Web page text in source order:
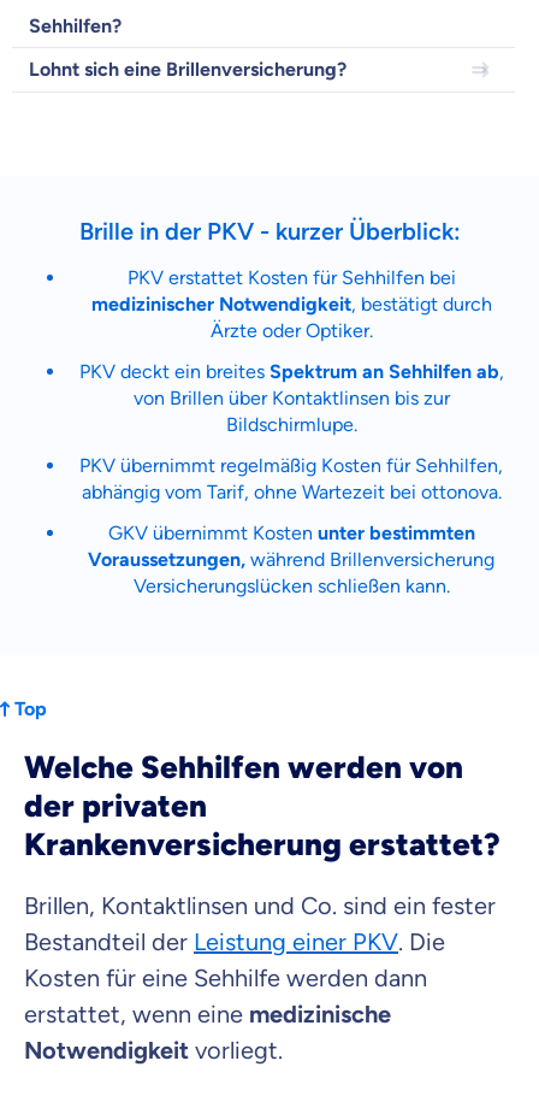
Sehhilfen?
Lohnt sich eine Brillenversicherung?
Brille in der PKV - kurzer Überblick:
PKV erstattet Kosten für Sehhilfen bei
medizinischer Notwendigkeit, bestätigt durch
Ärzte oder Optiker.
PKV deckt ein breites Spektrum an Sehhilfen ab,
von Brillen über Kontaktlinsen bis zur
Bildschirmlupe.
PKV übernimmt regelmäßig Kosten für Sehhilfen,
abhängig vom Tarif, ohne Wartezeit bei ottonova.
GKV übernimmt Kosten unter bestimmten
Voraussetzungen, während Brillenversicherung
Versicherungslücken schließen kann.
Top
Welche Sehhilfen werden von
der privaten
Krankenversicherung erstattet?
Brillen, Kontaktlinsen und Co. sind ein fester
Bestandteil der Leistung einer PKV. Die
Kosten für eine Sehhilfe werden dann
erstattet, wenn eine medizinische
Notwendigkeit vorliegt.
Weiter zu deinen Informationen